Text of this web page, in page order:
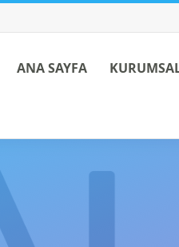
ANA SAYFA